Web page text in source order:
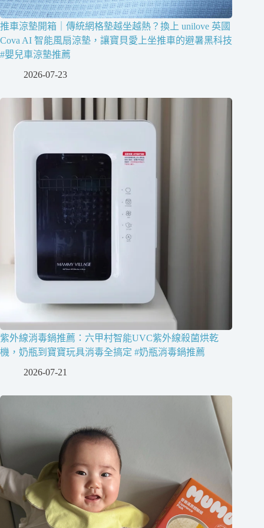
推車涼墊開箱｜傳統網格墊越坐越熱？換上 unilove 英國
Cova AI 智能風扇涼墊，讓寶貝愛上坐推車的避暑黑科技
#嬰兒車涼墊推薦
2026-07-23
紫外線消毒鍋推薦：六甲村智能UVC紫外線殺菌烘乾
機，奶瓶到寶寶玩具消毒全搞定 #奶瓶消毒鍋推薦
2026-07-21